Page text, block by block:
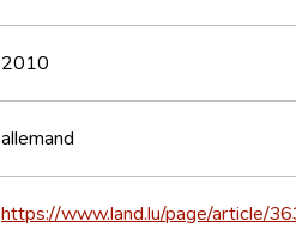
2010
allemand
https://www.land.lu/page/article/